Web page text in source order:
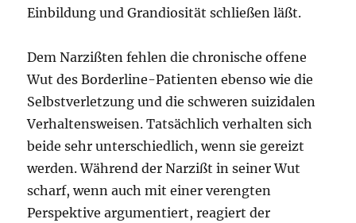
Einbildung und Grandiosität schließen läßt.
Dem Narzißten fehlen die chronische offene
Wut des Borderline-Patienten ebenso wie die
Selbstverletzung und die schweren suizidalen
Verhaltensweisen. Tatsächlich verhalten sich
beide sehr unterschiedlich, wenn sie gereizt
werden. Während der Narzißt in seiner Wut
scharf, wenn auch mit einer verengten
Perspektive argumentiert, reagiert der